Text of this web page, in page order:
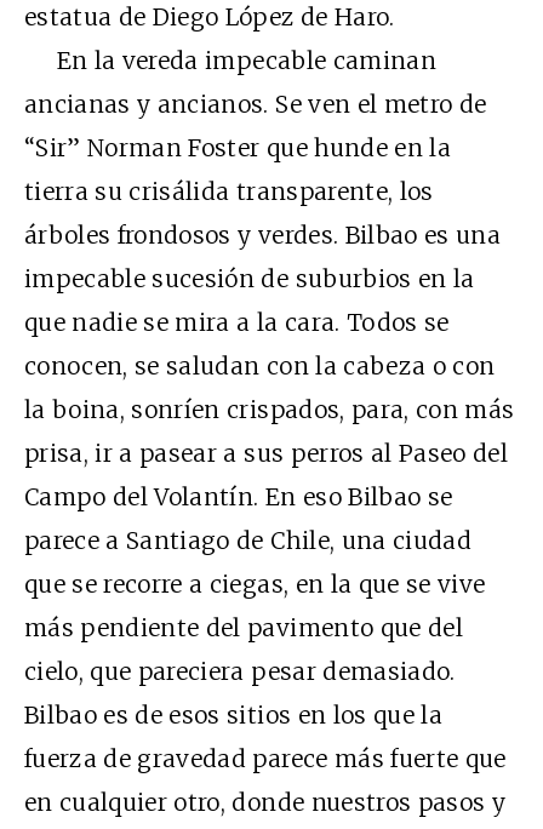
estatua de Diego López de Haro.
En la vereda impecable caminan
ancianas y ancianos. Se ven el metro de
“Sir” Norman Foster que hunde en la
tierra su crisálida transparente, los
árboles frondosos y verdes. Bilbao es una
impecable sucesión de suburbios en la
que nadie se mira a la cara. Todos se
conocen, se saludan con la cabeza o con
la boina, sonríen crispados, para, con más
prisa, ir a pasear a sus perros al Paseo del
Campo del Volantín. En eso Bilbao se
parece a Santiago de Chile, una ciudad
que se recorre a ciegas, en la que se vive
más pendiente del pavimento que del
cielo, que pareciera pesar demasiado.
Bilbao es de esos sitios en los que la
fuerza de gravedad parece más fuerte que
en cualquier otro, donde nuestros pasos y